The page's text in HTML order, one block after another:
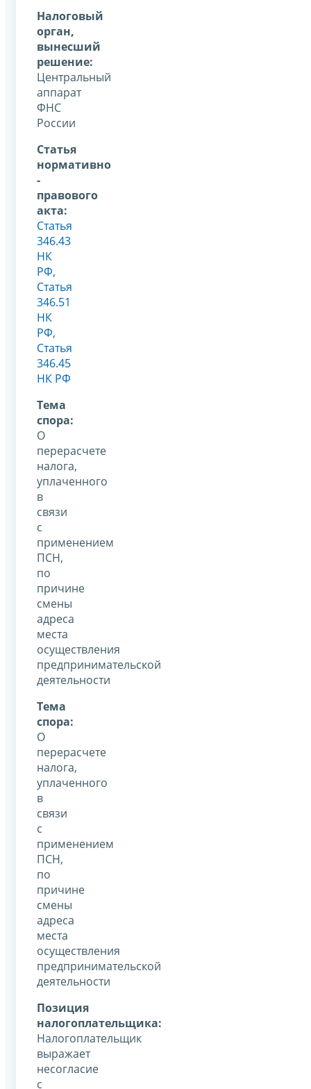
Налоговый
орган,
вынесший
решение:
Центральный
аппарат
ФНС
России
Статья
нормативно
-
правового
акта:
Статья
346.43
НК
РФ,
Статья
346.51
НК
РФ,
Статья
346.45
НК РФ
Тема
спора:
О
перерасчете
налога,
уплаченного
в
связи
с
применением
ПСН,
по
причине
смены
адреса
места
осуществления
предпринимательской
деятельности
Тема
спора:
О
перерасчете
налога,
уплаченного
в
связи
с
применением
ПСН,
по
причине
смены
адреса
места
осуществления
предпринимательской
деятельности
Позиция
налогоплательщика:
Налогоплательщик
выражает
несогласие
с